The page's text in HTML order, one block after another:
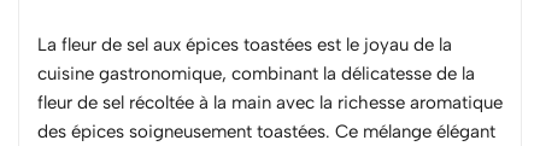
La fleur de sel aux épices toastées est le joyau de la
cuisine gastronomique, combinant la délicatesse de la
fleur de sel récoltée à la main avec la richesse aromatique
des épices soigneusement toastées. Ce mélange élégant